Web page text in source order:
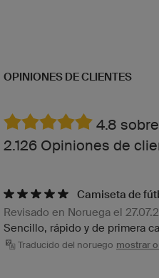
OPINIONES DE CLIENTES
4.8
2.126 Opiniones de
Camiseta de
Revisado en Noruega el
Sencillo, rápido y de primera
Traducido del noruego mostrar